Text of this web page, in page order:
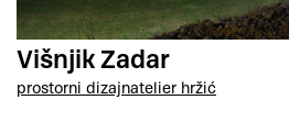
Višnjik Zadar
prostorni dizajnatelier hržić